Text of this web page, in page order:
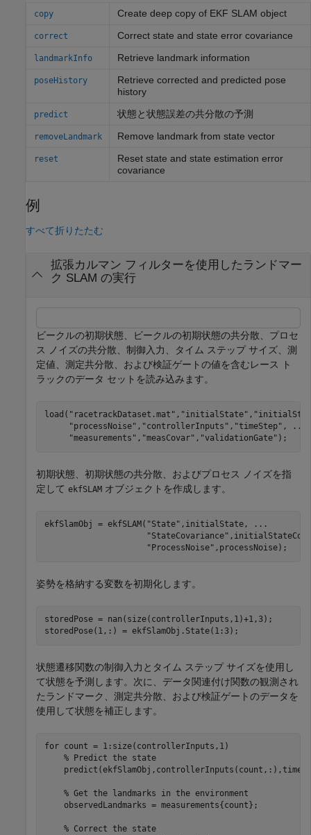
copy Create deep copy of EKF SLAM object
correct Correct state and state error covariance
landmarkInfo Retrieve landmark information
poseHistory
Retrieve corrected and predicted pose
history
predict 状態と状態誤差の共分散の予測
removeLandmark Remove landmark from state vector
reset
Reset state and state estimation error
covariance
例
すべて折りたたむ
拡張カルマン フィルターを使用したランドマー
ク SLAM の実行
ビークルの初期状態、ビークルの初期状態の共分散、プロセ
ス ノイズの共分散、制御入力、タイム ステップ サイズ、測
定値、測定共分散、および検証ゲートの値を含むレース ト
ラックのデータ セットを読み込みます。
load( "racetrackDataset.mat" , "initialState" ,
"processNoise" , "controllerInputs" , "timeStep" ,
...
"measurements" , "measCovar" , "validationGate" );
初期状態、初期状態の共分散、およびプロセス ノイズを指
定して ekfSLAM オブジェクトを作成します。
ekfSlamObj = ekfSLAM( "State" ,initialState,
...
"StateCovariance"
"ProcessNoise" ,processNoise);
姿勢を格納する変数を初期化します。
storedPose = nan(size(controllerInputs,1)+1,3);
storedPose(1,:) = ekfSlamObj.State(1:3);
状態遷移関数の制御入力とタイム ステップ サイズを使用し
て状態を予測します。次に、データ関連付け関数の観測され
たランドマーク、測定共分散、および検証ゲートのデータを
使用して状態を補正します。
for count = 1:size(controllerInputs,1)
% Predict the state
% Get the landmarks in the environment
    observedLandmarks = measurements{count};
% Correct the state